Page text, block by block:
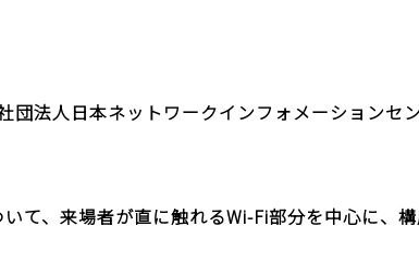
法人日本ネットワークインフォメーションセ
て、来場者が直に触れるWi-Fi部分を中心に、